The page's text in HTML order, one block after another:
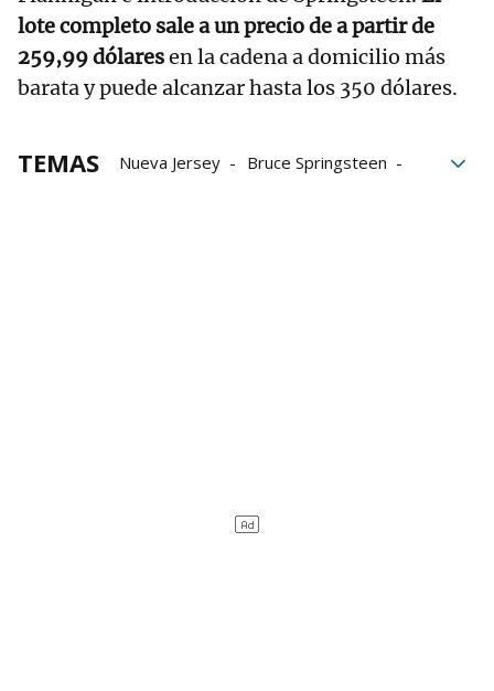
lote completo sale a un precio de a partir de
259,99 dólaresen la cadena a domicilio más
barata y puede alcanzar hasta los 350 dólares.
TEMAS Nueva Jersey
Bruce Springsteen